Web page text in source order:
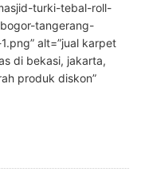
turki-tebal-roll-
tangerang-
alt=”jual karpet
di bekasi, jakarta,
produk diskon”